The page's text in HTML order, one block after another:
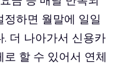
하면 월말에 일일
더 나아가서 신용카
할 수 있어서 연체